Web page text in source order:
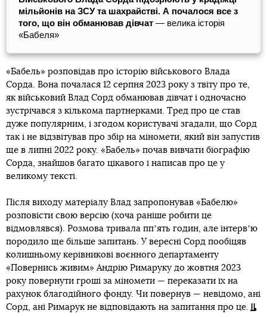
мільйонів на ЗСУ та шахрайстві. А почалося все з
того, що він обманював дівчат — велика історія
«Бабеля»
«Бабель» розповідав про історію військового Влада
Сорда. Вона почалася 12 серпня 2023 року з твіту про те,
як військовий Влад Сорд обманював дівчат і одночасно
зустрічався з кількома партнерками. Тред про це став
дуже популярним, і згодом користувачі згадали, що Сорд
так і не відзвітував про збір на міномети, який він запустив
ще в липні 2022 року. «Бабель» почав вивчати біографію
Сорда, знайшов багато цікавого і написав про це у
великому тексті.
Після виходу матеріалу Влад запропонував «Бабелю»
розповісти свою версію (хоча раніше робити це
відмовлявся). Розмова тривала ппʼять годин, але інтервʼю
породило ще більше запитань. У вересні Сорд пообіцяв
колишньому керівникові воєнного департаменту
«Повернись живим» Андрію Римаруку до жовтня 2023
року повернути гроші за міномети — переказати їх на
рахунок благодійного фонду. Чи повернув — невідомо, ані
Сорд, ані Римарук не відповідають на запитання про це.